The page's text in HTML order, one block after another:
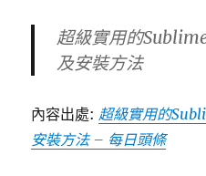
超級實用的
及安裝方法
內容出處: 超級實用的
安裝方法 – 每日頭條